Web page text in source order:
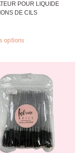
POUR LIQUIDE
DE CILS
options